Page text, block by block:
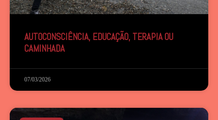
AUTOCONSCIÊNCIA, EDUCAÇÃO, TERAPIA OU
CAMINHADA
07/03/2026